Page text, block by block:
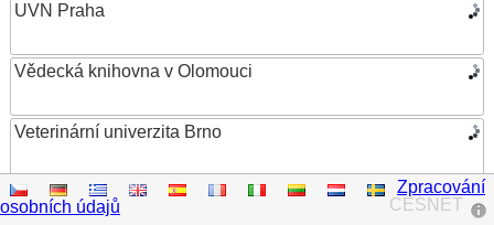
UVN Praha
Vědecká knihovna v Olomouci
Veterinární univerzita Brno
VŠB – Technická univerzita Ostrava
CESNET
Zpracování
osobních údajů